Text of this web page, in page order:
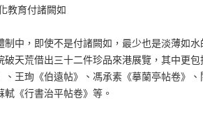
教育付諸闕如
中，即使不是付諸闕如，最少也是淡薄如水
天荒借出三十二件珍品來港展覽，其中更包
王珣《伯遠帖》、馮承素《摹蘭亭帖卷》、
《行書治平帖卷》等。